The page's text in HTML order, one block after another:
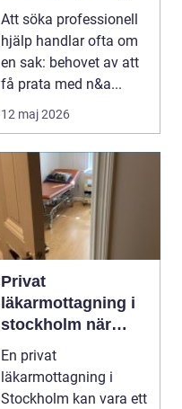
Västerås för samtal
och terapi
Att söka professionell
hjälp handlar ofta om
en sak: behovet av att
få prata med n&a...
12 maj 2026
Privat
läkarmottagning i
stockholm när
personlig vård och
specialistkunskap
är viktig
En privat
läkarmottagning i
Stockholm kan vara ett